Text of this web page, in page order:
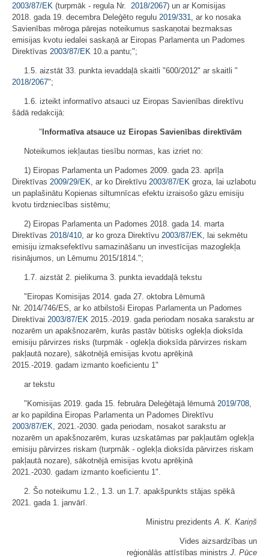
2003/87/EK (turpmāk - regula Nr. 2018/2067) un ar Komisijas
2018. gada 19. decembra Deleģēto regulu 2019/331, ar ko nosaka
Savienības mēroga pārejas noteikumus saskaņotai bezmaksas
emisijas kvotu iedalei saskaņā ar Eiropas Parlamenta un Padomes
Direktīvas 2003/87/EK 10.a pantu;";
1.5. aizstāt 33. punkta ievaddaļā skaitli "600/2012" ar skaitli "
2018/2067";
1.6. izteikt informatīvo atsauci uz Eiropas Savienības direktīvu
šādā redakcijā:
" Informatīva atsauce uz Eiropas Savienības direktīvām
Noteikumos iekļautas tiesību normas, kas izriet no:
1) Eiropas Parlamenta un Padomes 2009. gada 23. aprīļa
Direktīvas 2009/29/EK, ar ko Direktīvu 2003/87/EK groza, lai uzlabotu
un paplašinātu Kopienas siltumnīcas efektu izraisošo gāzu emisiju
kvotu tirdzniecības sistēmu;
2) Eiropas Parlamenta un Padomes 2018. gada 14. marta
Direktīvas 2018/410, ar ko groza Direktīvu 2003/87/EK, lai sekmētu
emisiju izmaksefektīvu samazināšanu un investīcijas mazoglekļa
risinājumos, un Lēmumu 2015/1814.";
1.7. aizstāt 2. pielikuma 3. punkta ievaddaļā tekstu
"Eiropas Komisijas 2014. gada 27. oktobra Lēmumā
Nr. 2014/746/ES, ar ko atbilstoši Eiropas Parlamenta un Padomes
Direktīvai 2003/87/EK 2015.-2019. gada periodam nosaka sarakstu ar
nozarēm un apakšnozarēm, kurās pastāv būtisks oglekļa dioksīda
emisiju pārvirzes risks (turpmāk - oglekļa dioksīda pārvirzes riskam
pakļautā nozare), sākotnējā emisijas kvotu aprēķinā
2015.-2019. gadam izmanto koeficientu 1"
ar tekstu
"Komisijas 2019. gada 15. februāra Deleģētajā lēmumā 2019/708,
ar ko papildina Eiropas Parlamenta un Padomes Direktīvu
2003/87/EK, 2021.-2030. gada periodam, nosakot sarakstu ar
nozarēm un apakšnozarēm, kuras uzskatāmas par pakļautām oglekļa
emisiju pārvirzes riskam (turpmāk - oglekļa dioksīda pārvirzes riskam
pakļautā nozare), sākotnējā emisijas kvotu aprēķinā
2021.-2030. gadam izmanto koeficientu 1".
2. Šo noteikumu 1.2., 1.3. un 1.7. apakšpunkts stājas spēkā
2021. gada 1. janvārī.
Ministru prezidentsA. K. Kariņš
Vides aizsardzības un
reģionālās attīstības ministrs J. Pūce